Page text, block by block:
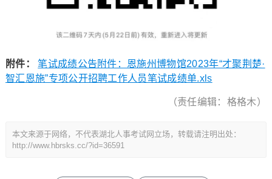
附件：
笔试成绩公告附件：恩施州博物馆2023年“才聚荆楚·
智汇恩施”专项公开招聘工作人员笔试成绩单.xls
（责任编辑：格格木）
本文来源于网络，不代表湖北人事考试网立场，转载请注明出处：
http://www.hbrsks.cc/?id=36591